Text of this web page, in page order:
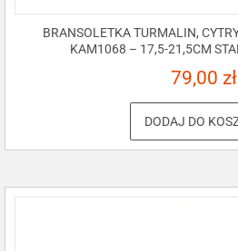
BRANSOLETKA TURMALIN,
KAM1068 – 17,5-21,5CM
79,00 zł
DODAJ DO